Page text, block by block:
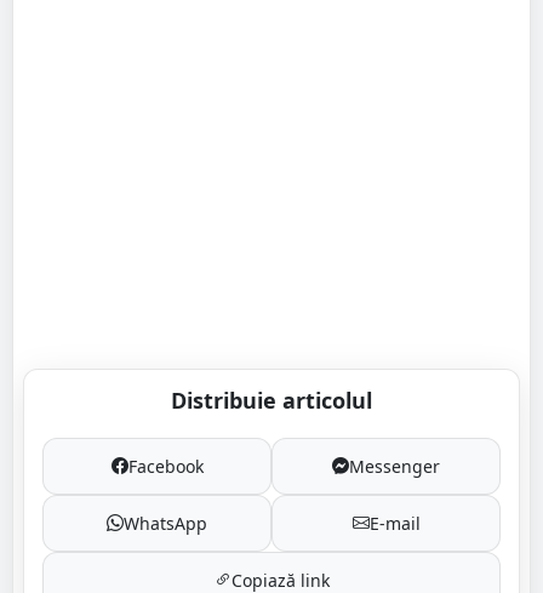
Distribuie articolul
Facebook Messenger
WhatsApp E-mail
Copiază link